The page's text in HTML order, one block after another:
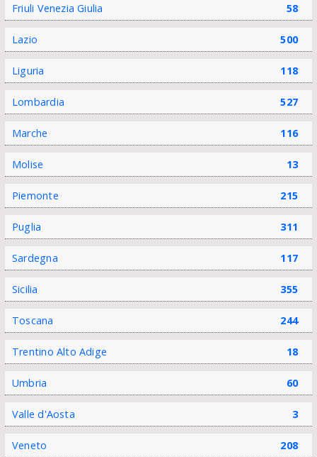
Friuli Venezia Giulia 58
Lazio 500
Liguria 118
Lombardia 527
Marche 116
Molise 13
Piemonte 215
Puglia 311
Sardegna 117
Sicilia 355
Toscana 244
Trentino Alto Adige 18
Umbria 60
Valle d'Aosta 3
Veneto 208